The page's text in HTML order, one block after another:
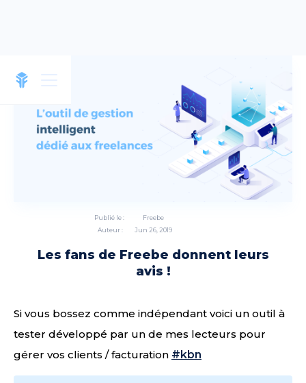
Publié le :
Auteur :
Freebe
Jun 26, 2019
Les fans de Freebe donnent leurs
avis !
Si vous bossez comme indépendant voici un outil à
tester développé par un de mes lecteurs pour
gérer vos clients / facturation #kbn